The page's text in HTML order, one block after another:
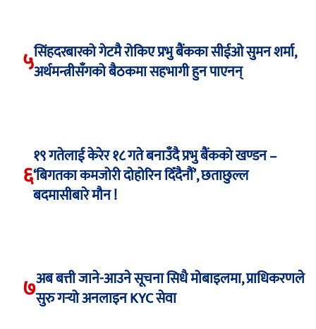
५सिंहदरबारको गेटमै रोकिए प्रभु बैंकका सीईओ सुमन शर्मा,
अर्थमन्त्रीसँगको बैठकमा सहभागी हुन पाएनन्
६
१९ गतेलाई केरेर १८ गते बनाउँदै प्रभु बैंकको खण्डन –
‘बिगतका कमजोरी दोहोरिन दिँदैनौं’, छताछुल्ल
बदमासीबारे मौन !
७अब बत्ती जाने-आउने सूचना सिधै मोबाइलमा, प्राधिकरणले
सुरु गर्‍यो अनलाइन KYC सेवा